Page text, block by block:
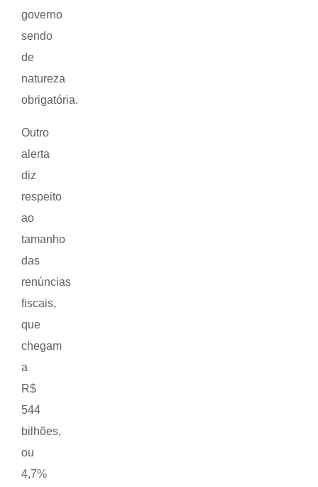
governo
sendo
de
natureza
obrigatória.
Outro
alerta
diz
respeito
ao
tamanho
das
renúncias
fiscais,
que
chegam
a
R$
544
bilhões,
ou
4,7%